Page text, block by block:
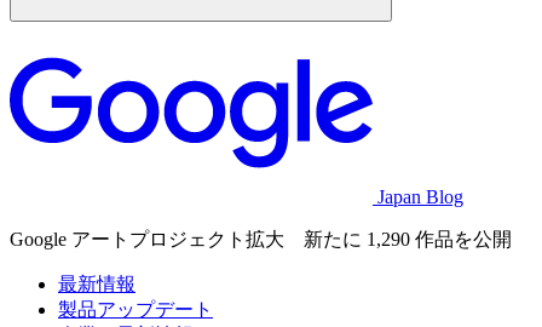
Japan Blog
Google アートプロジェクト拡大 新たに 1,290 作品を公開
最新情報
製品アップデート